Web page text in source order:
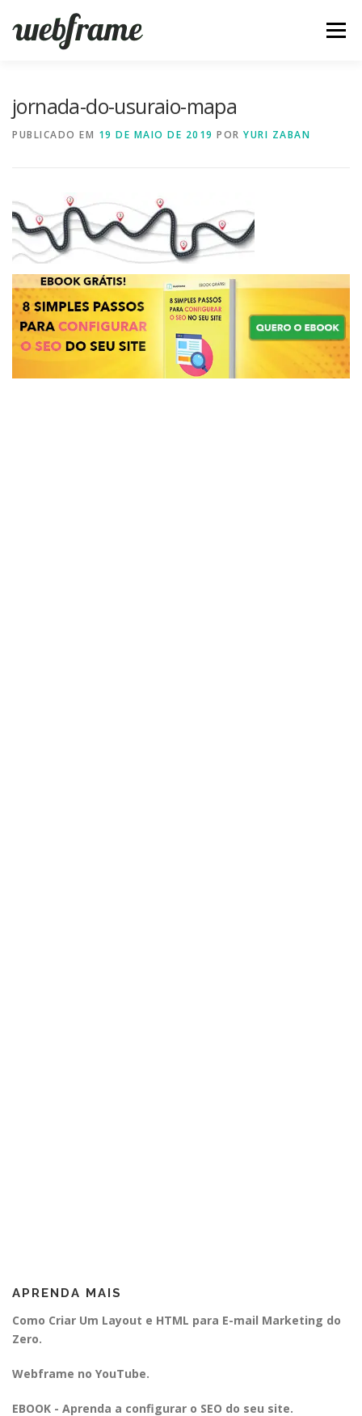
para
Menu
jornada-do-usuraio-mapa
PUBLICADO EM 19 DE MAIO DE 2019 POR YURI ZABAN
APRENDA MAIS
Como Criar Um Layout e HTML para E-mail Marketing do
Zero.
Webframe no YouTube.
EBOOK - Aprenda a configurar o SEO do seu site.